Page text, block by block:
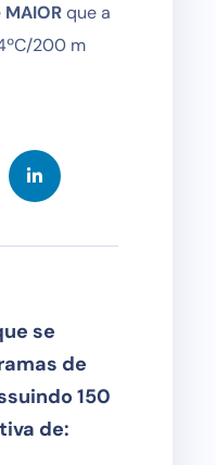
MAIORque a
200 m
se
de
150
de: